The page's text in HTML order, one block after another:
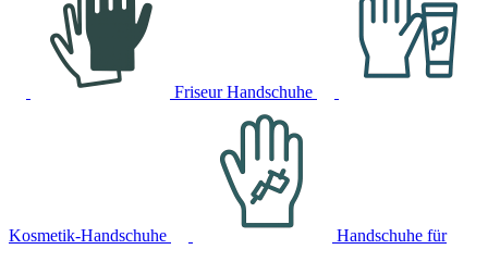
Friseur Handschuhe
Kosmetik-Handschuhe Handschuhe für